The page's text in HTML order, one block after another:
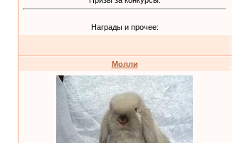
Награды и прочее:
Молли